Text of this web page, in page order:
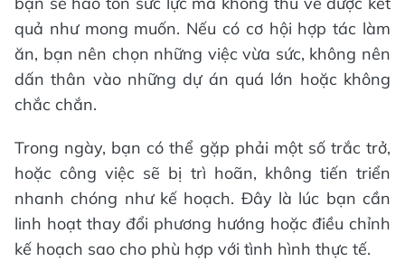
quả như mong muốn. Nếu có cơ hội hợp tác làm
ăn, bạn nên chọn những việc vừa sức, không nên
dấn thân vào những dự án quá lớn hoặc không
chắc chắn.
Trong ngày, bạn có thể gặp phải một số trắc trở,
hoặc công việc sẽ bị trì hoãn, không tiến triển
nhanh chóng như kế hoạch. Đây là lúc bạn cần
linh hoạt thay đổi phương hướng hoặc điều chỉnh
kế hoạch sao cho phù hợp với tình hình thực tế.